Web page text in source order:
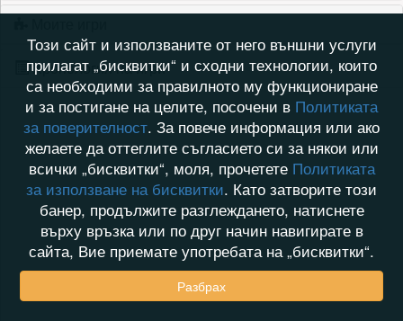
Хронология на игри
Този сайт и използваните от него външни услуги
прилагат „бисквитки“ и сходни технологии, които
са необходими за правилното му функциониране
и за постигане на целите, посочени в Политиката
за поверителност. За повече информация или ако
желаете да оттеглите съгласието си за някои или
всички „бисквитки“, моля, прочетете Политиката
за използване на бисквитки. Като затворите този
банер, продължите разглеждането, натиснете
върху връзка или по друг начин навигирате в
сайта, Вие приемате употребата на „бисквитки“.
Разбрах